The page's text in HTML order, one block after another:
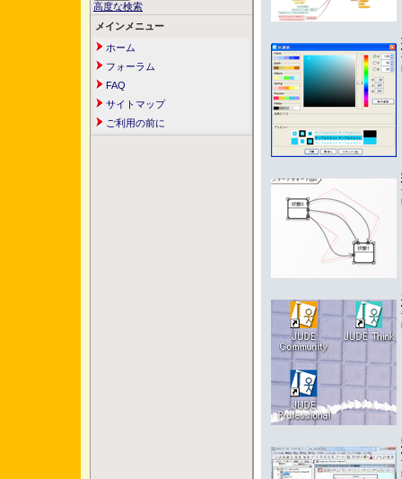
高度な検索
メインメニュー
ホーム
フォーラム
FAQ
サイトマップ
ご利用の前に